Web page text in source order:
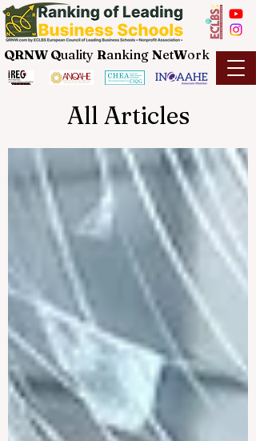
QRNW Quality Ranking NetWork
All Articles